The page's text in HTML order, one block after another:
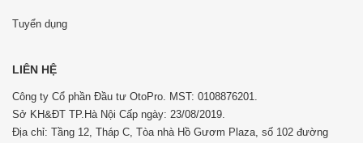
Tuyển dụng
LIÊN HỆ
Công ty Cổ phần Đầu tư OtoPro. MST: 0108876201.
Sở KH&ĐT TP.Hà Nội Cấp ngày: 23/08/2019.
Địa chỉ: Tầng 12, Tháp C, Tòa nhà Hồ Gươm Plaza, số 102 đường